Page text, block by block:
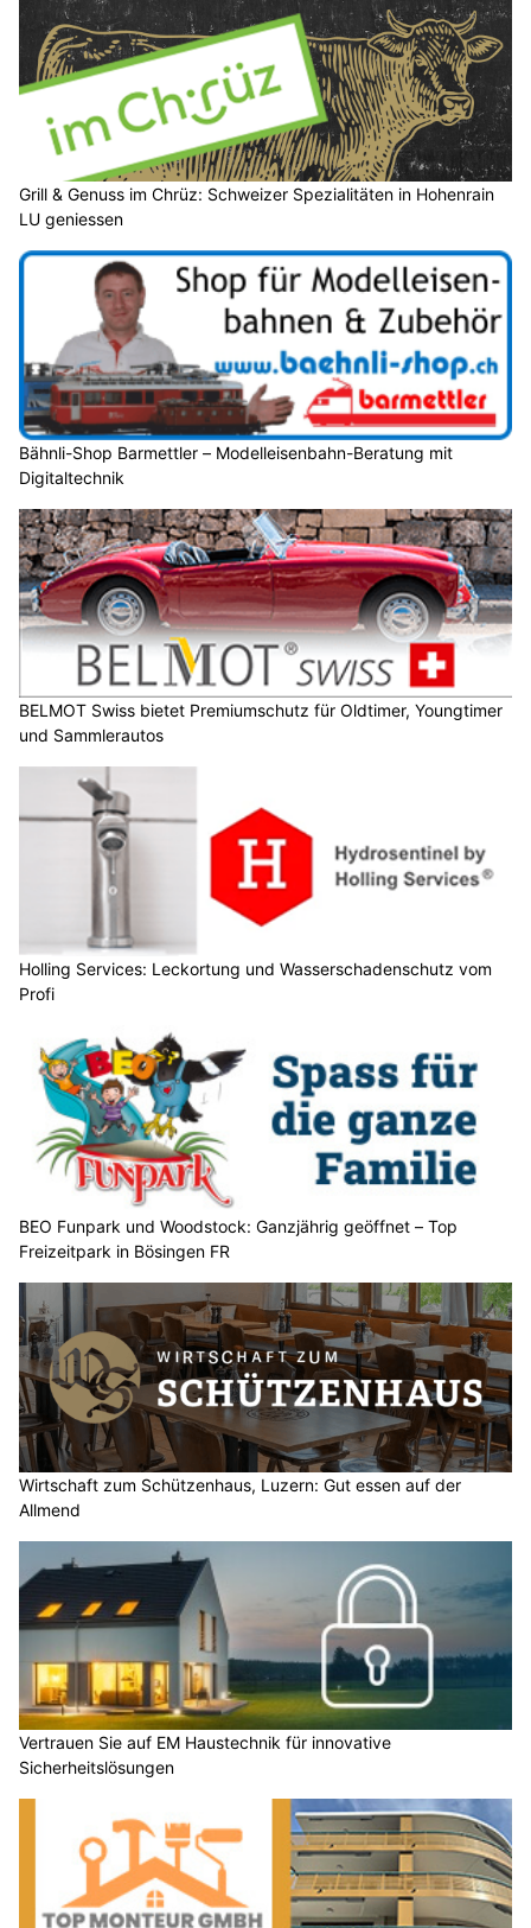
Grill & Genuss im Chrüz: Schweizer Spezialitäten in Hohenrain
LU geniessen
Bähnli-Shop Barmettler – Modelleisenbahn-Beratung mit
Digitaltechnik
BELMOT Swiss bietet Premiumschutz für Oldtimer, Youngtimer
und Sammlerautos
Holling Services: Leckortung und Wasserschadenschutz vom
Profi
BEO Funpark und Woodstock: Ganzjährig geöffnet – Top
Freizeitpark in Bösingen FR
Wirtschaft zum Schützenhaus, Luzern: Gut essen auf der
Allmend
Vertrauen Sie auf EM Haustechnik für innovative
Sicherheitslösungen